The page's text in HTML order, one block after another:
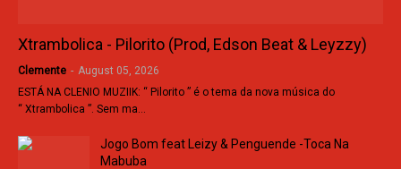
Xtrambolica - Pilorito (Prod, Edson Beat & Leyzzy)
Clemente - August 05, 2026
ESTÁ NA CLENIO MUZIIK: “ Pilorito ” é o tema da nova música do
“ Xtrambolica ”. Sem ma…
Jogo Bom feat Leizy & Penguende -Toca Na
Mabuba